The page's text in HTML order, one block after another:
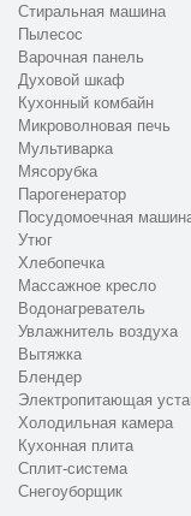
Стиральная машина
Пылесос
Варочная панель
Духовой шкаф
Кухонный комбайн
Микроволновая печь
Мультиварка
Мясорубка
Парогенератор
Посудомоечная
Утюг
Хлебопечка
Массажное кресло
Водонагреватель
Увлажнитель воздуха
Вытяжка
Блендер
Электропитающая
Холодильная камера
Кухонная плита
Сплит-система
Снегоуборщик